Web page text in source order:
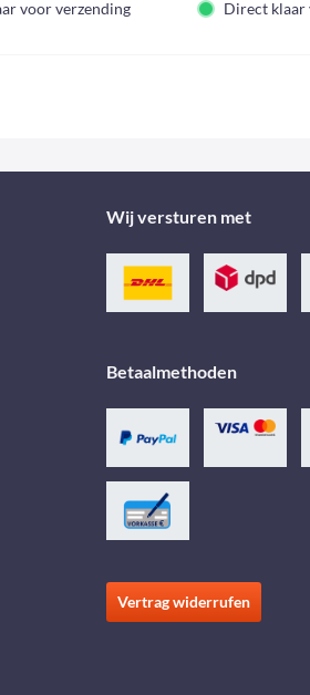
voor verzending Direct klaar
Wij versturen met
Betaalmethoden
Vertrag widerrufen